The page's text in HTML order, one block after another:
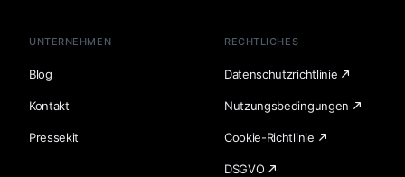
UNTERNEHMEN
Blog
Kontakt
Pressekit
RECHTLICHES
Datenschutzrichtlinie
Nutzungsbedingungen
Cookie-Richtlinie
DSGVO